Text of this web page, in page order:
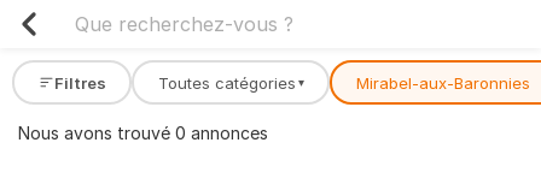
Filtres Toutes catégories ▾ Mirabel-aux-Baronnies
Nous avons trouvé 0 annonces